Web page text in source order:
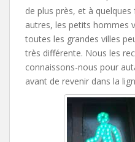
de plus près, et à
autres, les petits hommes
toutes les grandes villes
très différente. Nous les
connaissons-nous pour
avant de revenir dans la